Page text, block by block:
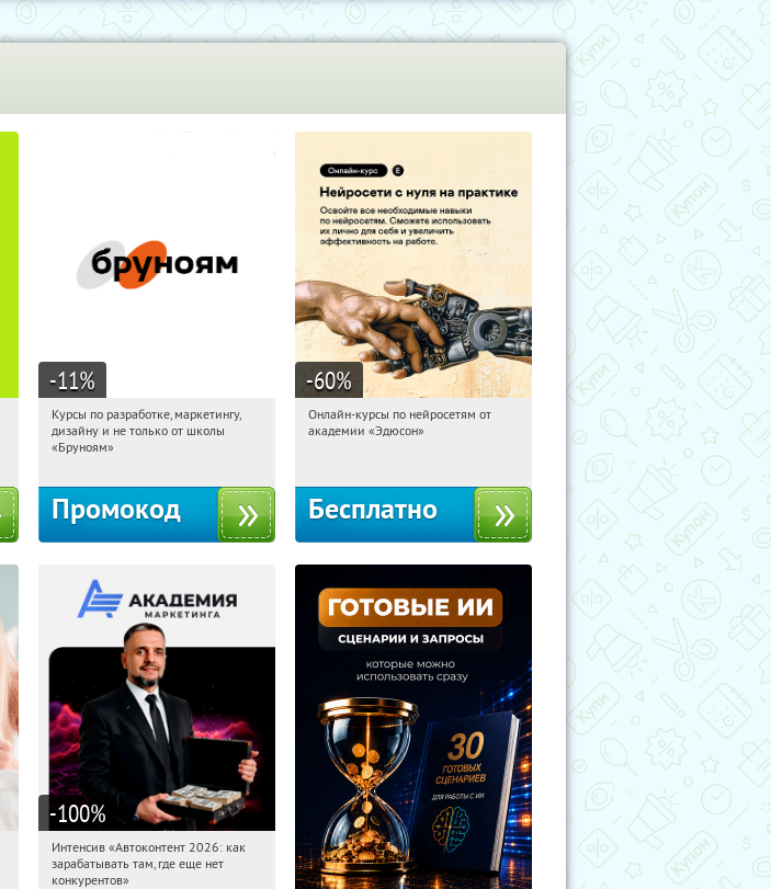
-11%
16:58:36
Получи первым!
Россия
Курсы по разработке, маркетингу,
дизайну и не только от школы
«Бруноям»
Промокод
-60%
16:58:36 Получили:
Онлайн-курсы по нейросетям от
академии «Эдюсон»
Бесплатно
-100%
16:58:36 Получили:
Россия
Интенсив «Автоконтент 2026: как
зарабатывать там, где еще нет
конкурентов»